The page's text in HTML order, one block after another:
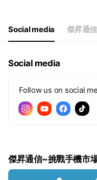
11:00 - 21:00
門市全年無休，誠摯為您服務
Social media 傑昇通
Social media
Follow us on social
傑昇通信~挑戰手機市